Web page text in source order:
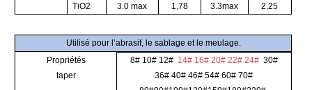
TiO2 3.0 max 1,78 3.3max 2.25
Utilisé pour l’abrasif, le sablage et le meulage.
Propriétés
taper
8# 10# 12# 14# 16# 20# 22# 24#30#
36# 40# 46# 54# 60# 70#